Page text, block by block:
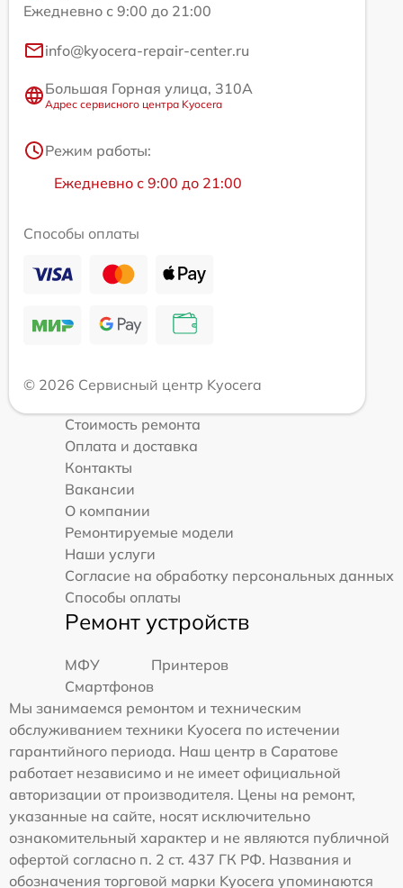
Ежедневно с 9:00 до 21:00
info@kyocera-repair-center.ru
Большая Горная улица, 310А
Адрес сервисного центра Kyocera
Режим работы:
Ежедневно с 9:00 до 21:00
Способы оплаты
© 2026 Сервисный центр Kyocera
Стоимость ремонта
Оплата и доставка
Контакты
Вакансии
О компании
Ремонтируемые модели
Наши услуги
Согласие на обработку персональных данных
Способы оплаты
Ремонт устройств
МФУ
Принтеров
Смартфонов
Мы занимаемся ремонтом и техническим
обслуживанием техники Kyocera по истечении
гарантийного периода. Наш центр в Саратове
работает независимо и не имеет официальной
авторизации от производителя. Цены на ремонт,
указанные на сайте, носят исключительно
ознакомительный характер и не являются публичной
офертой согласно п. 2 ст. 437 ГК РФ. Названия и
обозначения торговой марки Kyocera упоминаются